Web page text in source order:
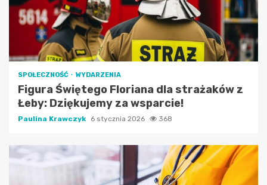
SPOŁECZNOŚĆ WYDARZENIA
Figura Świętego Floriana dla strażaków z
Łeby: Dziękujemy za wsparcie!
Paulina Krawczyk 6 stycznia 2026 368